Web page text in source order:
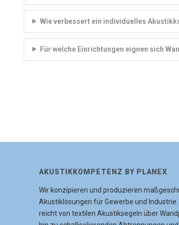
Wie verbessert ein individuelles
Für welche Einrichtungen eignen sich
AKUSTIKKOMPETENZ BY PLANEX
Wir konzipieren und produzieren
Akustiklösungen für Gewerbe und
reicht von textilen Akustiksegeln über